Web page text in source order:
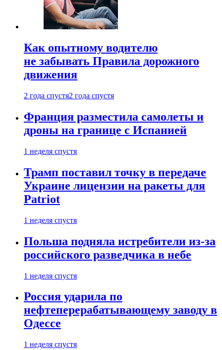
Как опытному водителю
не забывать Правила дорожного
движения
2 года спустя2 года спустя
Франция разместила самолеты и
дроны на границе с Испанией
1 неделя спустя
Трамп поставил точку в передаче
Украине лицензии на ракеты для
Patriot
1 неделя спустя
Польша подняла истребители из-за
российского разведчика в небе
1 неделя спустя
Россия ударила по
нефтеперерабатывающему заводу в
Одессе
1 неделя спустя